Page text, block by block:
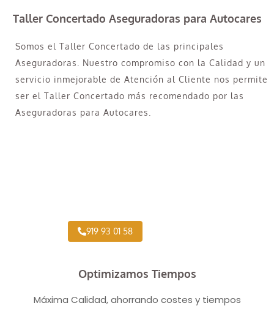
Taller Concertado Aseguradoras para Autocares
Somos el Taller Concertado de las principales
Aseguradoras. Nuestro compromiso con la Calidad y un
servicio inmejorable de Atención al Cliente nos permite
ser el Taller Concertado más recomendado por las
Aseguradoras para Autocares.
919 93 01 58
Optimizamos Tiempos
Máxima Calidad, ahorrando costes y tiempos